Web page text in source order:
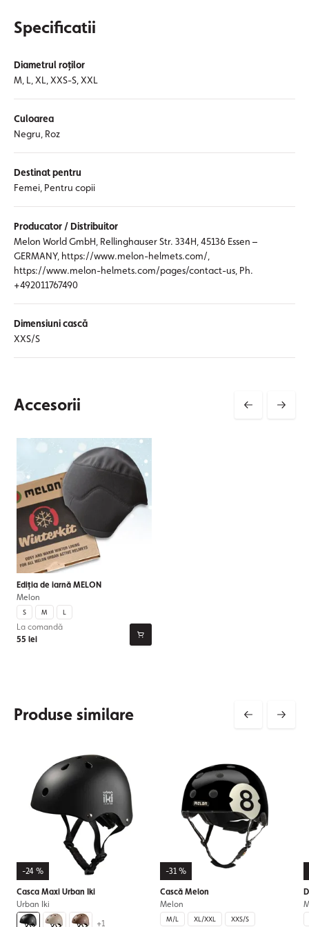
Specificatii
Diametrul roților
M, L, XL, XXS-S, XXL
Culoarea
Negru, Roz
Destinat pentru
Femei, Pentru copii
Producator / Distribuitor
Melon World GmbH, Rellinghauser Str. 334H, 45136 Essen –
GERMANY, https://www.melon-helmets.com/,
https://www.melon-helmets.com/pages/contact-us, Ph.
+492011767490
Dimensiuni cască
XXS/S
Accesorii
Ediția de iarnă MELON
Melon
S M L
55 lei
La comandă
Produse similare
-24 %
Casca Maxi Urban Iki
Urban Iki
+1
-31 %
Cască Melon
Melon
M/L XL/XXL XXS/S